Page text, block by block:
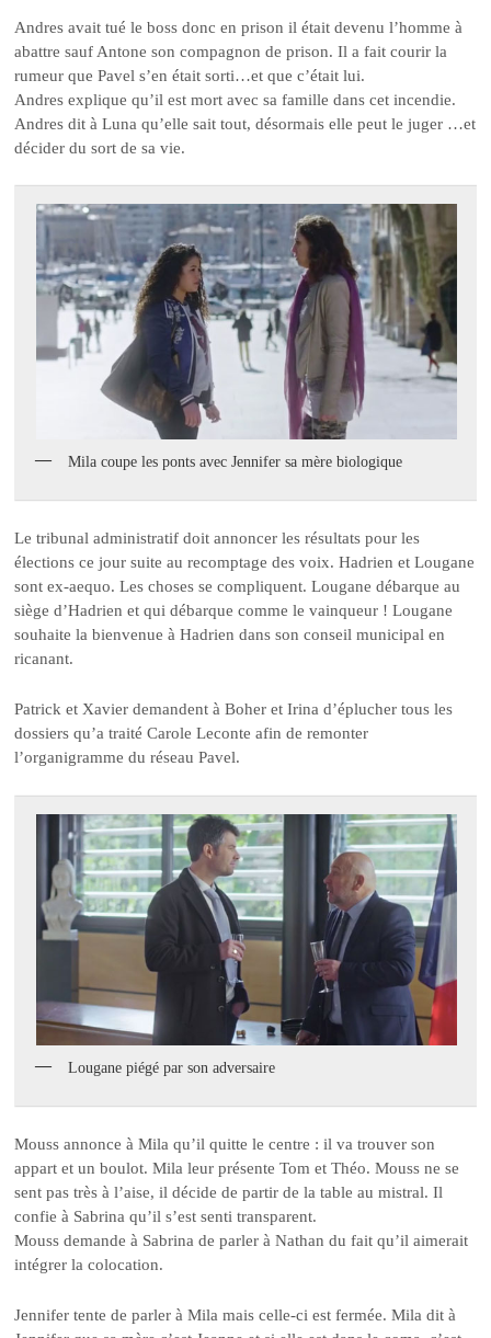
Andres avait tué le boss donc en prison il était devenu l’homme à
abattre sauf Antone son compagnon de prison. Il a fait courir la
rumeur que Pavel s’en était sorti…et que c’était lui.
Andres explique qu’il est mort avec sa famille dans cet incendie.
Andres dit à Luna qu’elle sait tout, désormais elle peut le juger …et
décider du sort de sa vie.
Mila coupe les ponts avec Jennifer sa mère biologique
Le tribunal administratif doit annoncer les résultats pour les
élections ce jour suite au recomptage des voix. Hadrien et Lougane
sont ex-aequo. Les choses se compliquent. Lougane débarque au
siège d’Hadrien et qui débarque comme le vainqueur ! Lougane
souhaite la bienvenue à Hadrien dans son conseil municipal en
ricanant.
Patrick et Xavier demandent à Boher et Irina d’éplucher tous les
dossiers qu’a traité Carole Leconte afin de remonter
l’organigramme du réseau Pavel.
Lougane piégé par son adversaire
Mouss annonce à Mila qu’il quitte le centre : il va trouver son
appart et un boulot. Mila leur présente Tom et Théo. Mouss ne se
sent pas très à l’aise, il décide de partir de la table au mistral. Il
confie à Sabrina qu’il s’est senti transparent.
Mouss demande à Sabrina de parler à Nathan du fait qu’il aimerait
intégrer la colocation.
Jennifer tente de parler à Mila mais celle-ci est fermée. Mila dit à